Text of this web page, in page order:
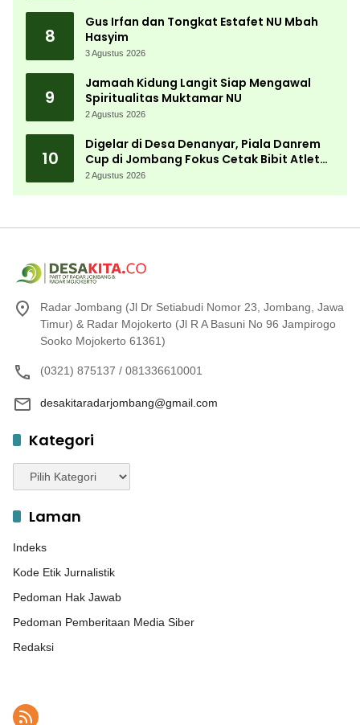
8
Gus Irfan dan Tongkat Estafet NU Mbah
Hasyim
3 Agustus 2026
9
Jamaah Kidung Langit Siap Mengawal
Spiritualitas Muktamar NU
2 Agustus 2026
10
Digelar di Desa Denanyar, Piala Danrem
Cup di Jombang Fokus Cetak Bibit Atlet
Menembak Berprestasi
2 Agustus 2026
Radar Jombang (Jl Dr Setiabudi Nomor 23, Jombang, Jawa
Timur) & Radar Mojokerto (Jl R A Basuni No 96 Jampirogo
Sooko Mojokerto 61361)
(0321) 875137 / 081336610001
desakitaradarjombang@gmail.com
Kategori
Kategori
Laman
Indeks
Kode Etik Jurnalistik
Pedoman Hak Jawab
Pedoman Pemberitaan Media Siber
Redaksi